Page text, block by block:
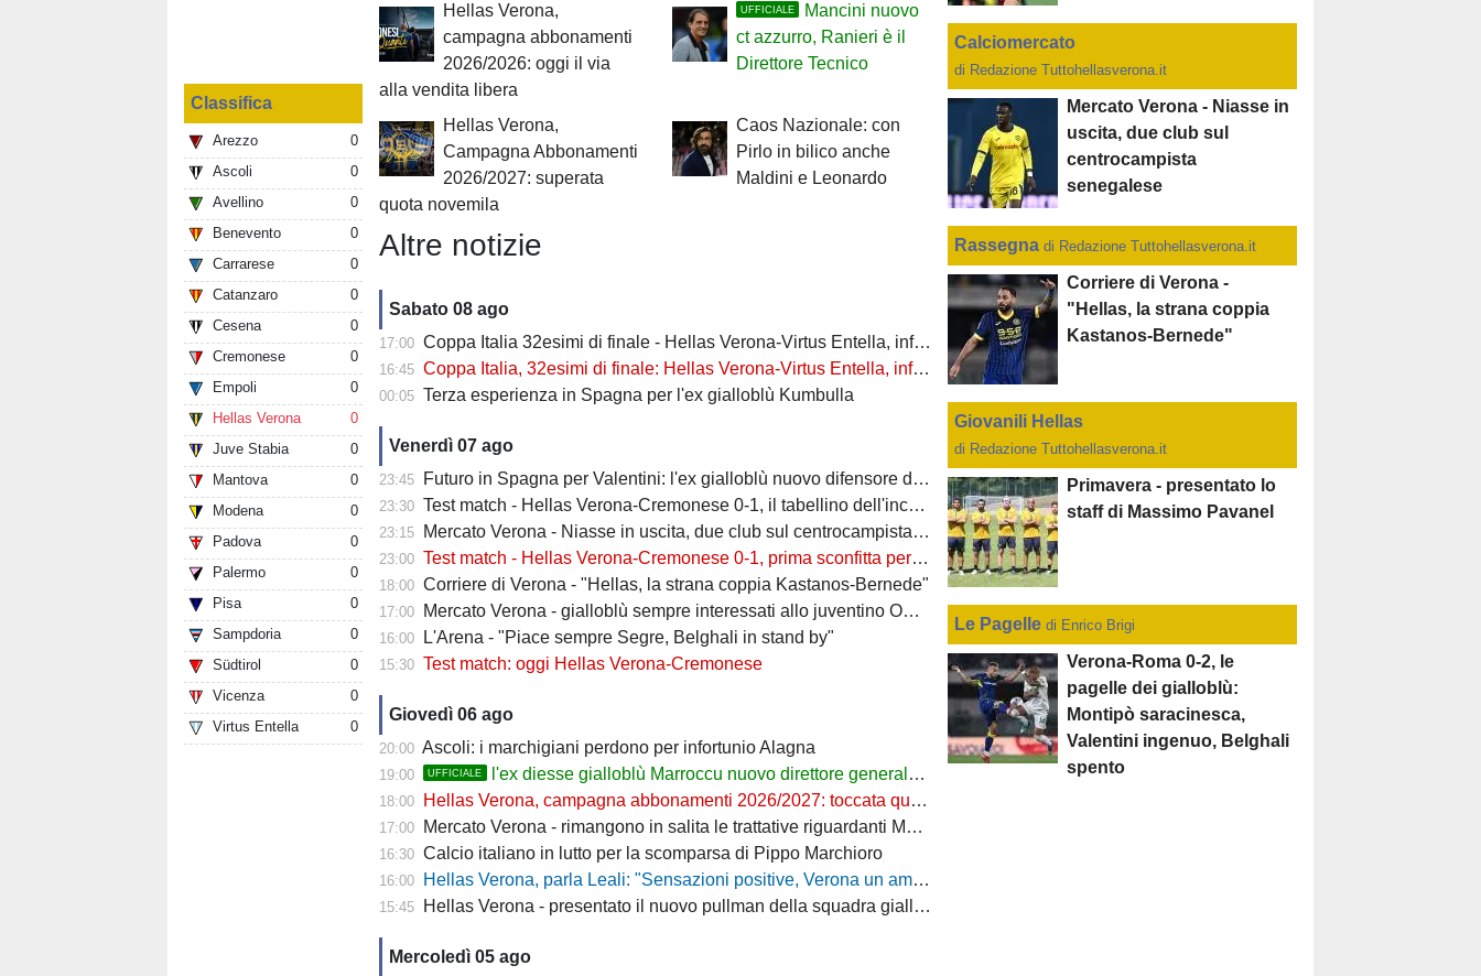
Classifica
Arezzo
0
Ascoli
0
Avellino
0
Benevento
0
Carrarese
0
Catanzaro
0
Cesena
0
Cremonese
0
Empoli
0
Hellas Verona
0
Juve Stabia
0
Mantova
0
Modena
0
Padova
0
Palermo
0
Pisa
0
Sampdoria
0
Südtirol
0
Vicenza
0
Virtus Entella
0
Hellas Verona,
campagna abbonamenti
2026/2026: oggi il via
alla vendita libera
UFFICIALE
Mancini nuovo
ct azzurro, Ranieri è il
Direttore Tecnico
Hellas Verona,
Campagna Abbonamenti
2026/2027: superata
quota novemila
Caos Nazionale: con
Pirlo in bilico anche
Maldini e Leonardo
Altre notizie
Sabato 08 ago
17:00 Coppa Italia 32esimi di finale - Hellas Verona-Virtus Entella, informazioni biglietti settore OSPITI
16:45 Coppa Italia, 32esimi di finale: Hellas Verona-Virtus Entella, informazioni sui biglietti
00:05 Terza esperienza in Spagna per l'ex gialloblù Kumbulla
Venerdì 07 ago
23:45 Futuro in Spagna per Valentini: l'ex gialloblù nuovo difensore dell'Alaves
23:30 Test match - Hellas Verona-Cremonese 0-1, il tabellino dell'incontro
23:15 Mercato Verona - Niasse in uscita, due club sul centrocampista senegalese
23:00 Test match - Hellas Verona-Cremonese 0-1, prima sconfitta per i gialloblù
18:00 Corriere di Verona - "Hellas, la strana coppia Kastanos-Bernede"
17:00 Mercato Verona - gialloblù sempre interessati allo juventino Owusu
16:00 L'Arena - "Piace sempre Segre, Belghali in stand by"
15:30 Test match: oggi Hellas Verona-Cremonese
Giovedì 06 ago
20:00 Ascoli: i marchigiani perdono per infortunio Alagna
19:00 UFFICIALE l'ex diesse gialloblù Marroccu nuovo direttore generale della Reggina
18:00 Hellas Verona, campagna abbonamenti 2026/2027: toccata quota 11mila
17:00 Mercato Verona - rimangono in salita le trattative riguardanti Montipò e Segre
16:30 Calcio italiano in lutto per la scomparsa di Pippo Marchioro
16:00 Hellas Verona, parla Leali: "Sensazioni positive, Verona un ambiente dove si può lavorare bene"
15:45 Hellas Verona - presentato il nuovo pullman della squadra gialloblù
Mercoledì 05 ago
Calciomercato
di Redazione Tuttohellasverona.it
Mercato Verona - Niasse in
uscita, due club sul
centrocampista
senegalese
Rassegna di Redazione Tuttohellasverona.it
Corriere di Verona -
"Hellas, la strana coppia
Kastanos-Bernede"
Giovanili Hellas
di Redazione Tuttohellasverona.it
Primavera - presentato lo
staff di Massimo Pavanel
Le Pagelle di Enrico Brigi
Verona-Roma 0-2, le
pagelle dei gialloblù:
Montipò saracinesca,
Valentini ingenuo, Belghali
spento